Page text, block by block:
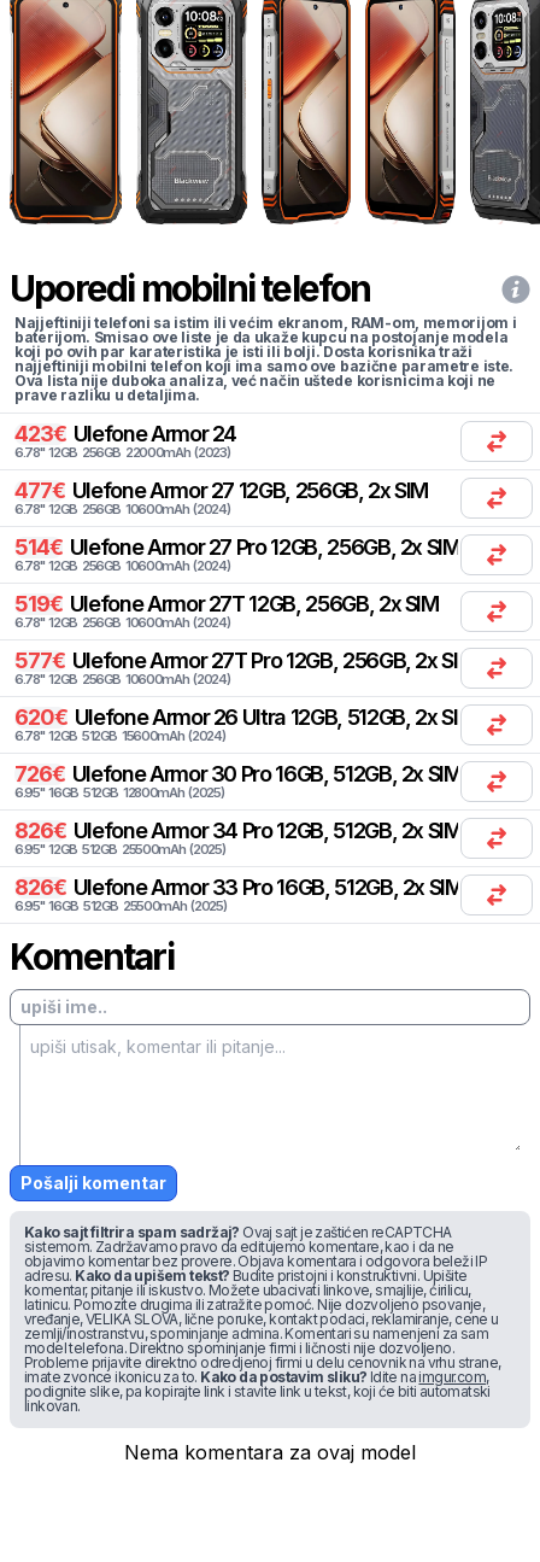
Uporedi mobilni telefon
Najjeftiniji telefoni sa istim ili većim ekranom, RAM-om, memorijom i
baterijom. Smisao ove liste je da ukaže kupcu na postojanje modela
koji po ovih par karateristika je isti ili bolji. Dosta korisnika traži
najjeftiniji mobilni telefon koji ima samo ove bazične parametre iste.
Ova lista nije duboka analiza, već način uštede korisnicima koji ne
prave razliku u detaljima.
423€ UlefoneArmor 24
6.78" 12GB 256GB 22000mAh (2023)
477€ UlefoneArmor 27 12GB, 256GB, 2x SIM
6.78" 12GB 256GB 10600mAh (2024)
514€ UlefoneArmor 27 Pro 12GB, 256GB, 2x SIM
6.78" 12GB 256GB 10600mAh (2024)
519€ UlefoneArmor 27T 12GB, 256GB, 2x SIM
6.78" 12GB 256GB 10600mAh (2024)
577€ UlefoneArmor 27T Pro 12GB, 256GB, 2x SIM
6.78" 12GB 256GB 10600mAh (2024)
620€ UlefoneArmor 26 Ultra 12GB, 512GB, 2x SIM
6.78" 12GB 512GB 15600mAh (2024)
726€ UlefoneArmor 30 Pro 16GB, 512GB, 2x SIM
6.95" 16GB 512GB 12800mAh (2025)
826€ UlefoneArmor 34 Pro 12GB, 512GB, 2x SIM
6.95" 12GB 512GB 25500mAh (2025)
826€ UlefoneArmor 33 Pro 16GB, 512GB, 2x SIM
6.95" 16GB 512GB 25500mAh (2025)
Komentari
Pošalji komentar
Kako sajt filtrira spam sadržaj? Ovaj sajt je zaštićen reCAPTCHA
sistemom. Zadržavamo pravo da editujemo komentare, kao i da ne
objavimo komentar bez provere. Objava komentara i odgovora beleži IP
adresu. Kako da upišem tekst? Budite pristojni i konstruktivni. Upišite
komentar, pitanje ili iskustvo. Možete ubacivati linkove, smajlije, ćirilicu,
latinicu. Pomozite drugima ili zatražite pomoć. Nije dozvoljeno psovanje,
vređanje, VELIKA SLOVA, lične poruke, kontakt podaci, reklamiranje, cene u
zemlji/inostranstvu, spominjanje admina. Komentari su namenjeni za sam
model telefona. Direktno spominjanje firmi i ličnosti nije dozvoljeno.
Probleme prijavite direktno odredjenoj firmi u delu cenovnik na vrhu strane,
imate zvonce ikonicu za to. Kako da postavim sliku? Idite na imgur.com,
podignite slike, pa kopirajte link i stavite link u tekst, koji će biti automatski
linkovan.
Nema komentara za ovaj model